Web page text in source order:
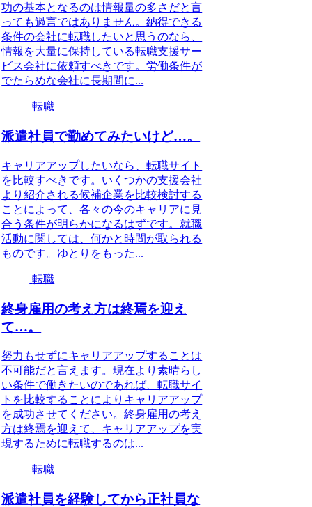
功の基本となるのは情報量の多さだと言
っても過言ではありません。納得できる
条件の会社に転職したいと思うのなら、
情報を大量に保持している転職支援サー
ビス会社に依頼すべきです。労働条件が
でたらめな会社に長期間に...
転職
派遣社員で勤めてみたいけど…。
キャリアアップしたいなら、転職サイト
を比較すべきです。いくつかの支援会社
より紹介される候補企業を比較検討する
ことによって、各々の今のキャリアに見
合う条件が明らかになるはずです。就職
活動に関しては、何かと時間が取られる
ものです。ゆとりをもった...
転職
終身雇用の考え方は終焉を迎え
て…。
努力もせずにキャリアアップすることは
不可能だと言えます。現在より素晴らし
い条件で働きたいのであれば、転職サイ
トを比較することによりキャリアアップ
を成功させてください。終身雇用の考え
方は終焉を迎えて、キャリアアップを実
現するために転職するのは...
転職
派遣社員を経験してから正社員な